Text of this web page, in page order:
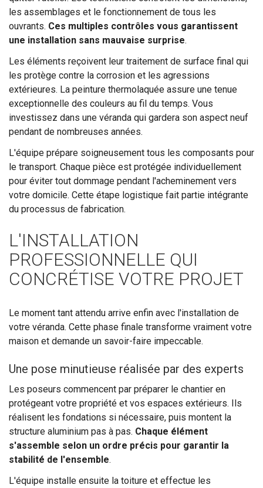
les assemblages et le fonctionnement de tous les
ouvrants. Ces multiples contrôles vous garantissent
une installation sans mauvaise surprise.
Les éléments reçoivent leur traitement de surface final qui
les protège contre la corrosion et les agressions
extérieures. La peinture thermolaquée assure une tenue
exceptionnelle des couleurs au fil du temps. Vous
investissez dans une véranda qui gardera son aspect neuf
pendant de nombreuses années.
L'équipe prépare soigneusement tous les composants pour
le transport. Chaque pièce est protégée individuellement
pour éviter tout dommage pendant l'acheminement vers
votre domicile. Cette étape logistique fait partie intégrante
du processus de fabrication.
L'INSTALLATION
PROFESSIONNELLE QUI
CONCRÉTISE VOTRE PROJET
Le moment tant attendu arrive enfin avec l'installation de
votre véranda. Cette phase finale transforme vraiment votre
maison et demande un savoir-faire impeccable.
Une pose minutieuse réalisée par des experts
Les poseurs commencent par préparer le chantier en
protégeant votre propriété et vos espaces extérieurs. Ils
réalisent les fondations si nécessaire, puis montent la
structure aluminium pas à pas. Chaque élément
s'assemble selon un ordre précis pour garantir la
stabilité de l'ensemble.
L'équipe installe ensuite la toiture et effectue les